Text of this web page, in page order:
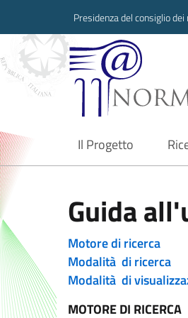
Presidenza del consiglio
Il Progetto
current
Guida
Motore di ricerca
Modalità di ricerca
Modalità di
MOTORE DI RICERCA